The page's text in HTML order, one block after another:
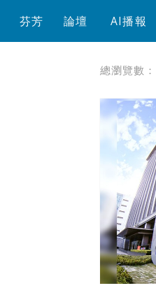
芬芳 論壇 AI播報
總瀏覽數：